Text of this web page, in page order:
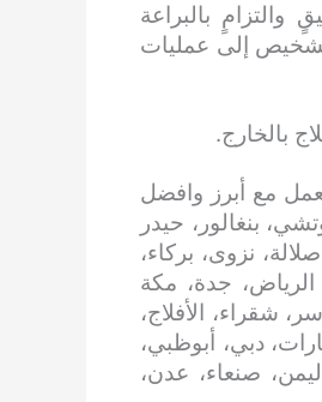
والتزامٍ بالبراعة
إلى عمليات
بالخارج.
مع أبرز وافضل
بنغالور، حيدر
نزوى، بركاء،
الرياض، جدة، مكة
شقراء، الأفلاج،
دبي، أبوظبي،
صنعاء، عدن،